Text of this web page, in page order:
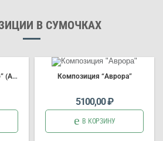
В СУМОЧКАХ
Композиция “Аврора”
5100,00₽
В КОРЗИНУ